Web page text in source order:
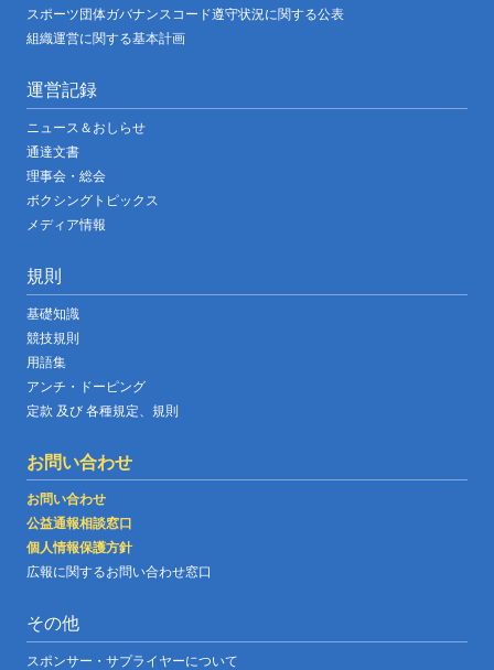
スポーツ団体ガバナンスコード遵守状況に関する公表
組織運営に関する基本計画
運営記録
ニュース＆おしらせ
通達文書
理事会・総会
ボクシングトピックス
メディア情報
規則
基礎知識
競技規則
用語集
アンチ・ドーピング
定款 及び 各種規定、規則
お問い合わせ
お問い合わせ
公益通報相談窓口
個人情報保護方針
広報に関するお問い合わせ窓口
その他
スポンサー・サプライヤーについて